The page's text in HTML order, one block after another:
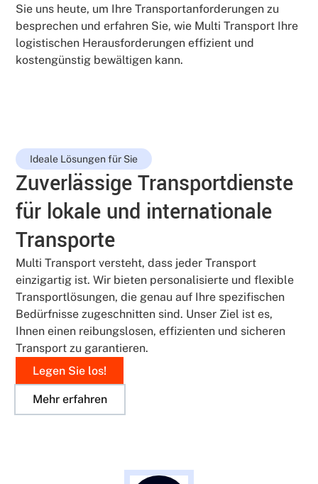
Sie uns heute, um Ihre Transportanforderungen zu
besprechen und erfahren Sie, wie Multi Transport Ihre
logistischen Herausforderungen effizient und
kostengünstig bewältigen kann.
Ideale Lösungen für Sie
Zuverlässige Transportdienste
für lokale und internationale
Transporte
Multi Transport versteht, dass jeder Transport
einzigartig ist. Wir bieten personalisierte und flexible
Transportlösungen, die genau auf Ihre spezifischen
Bedürfnisse zugeschnitten sind. Unser Ziel ist es,
Ihnen einen reibungslosen, effizienten und sicheren
Transport zu garantieren.
Legen Sie los!
Mehr erfahren